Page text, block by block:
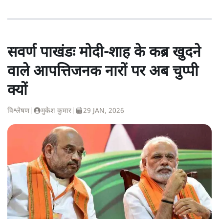
सवर्ण पाखंडः मोदी-शाह के कब्र खुदने
वाले आपत्तिजनक नारों पर अब चुप्पी
क्यों
विश्लेषण| मुकेश कुमार 29 JAN, 2026